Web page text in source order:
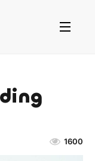
1600